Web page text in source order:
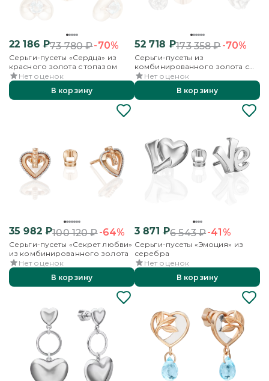
22 186₽73 780₽-70%
Серьги-пусеты «Сердца» из
красного золота с топазом
Нет оценок
В корзину
52 718 ₽173 358₽-70%
Серьги-пусеты из
комбинированного золота с
бриллиантом
Нет оценок
В корзину
35 982₽100 120₽-64%
Серьги-пусеты «Секрет любви»
из комбинированного золота
Нет оценок
В корзину
3 871 ₽6 543₽-41%
Серьги-пусеты «Эмоция» из
серебра
Нет оценок
В корзину